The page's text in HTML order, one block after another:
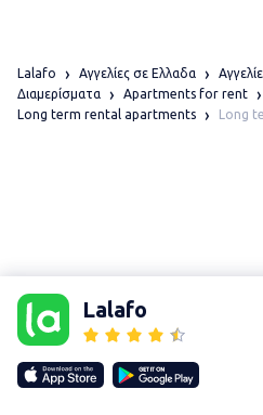
Lalafo
Lalafo Αγγελίες σε Ελλαδα
Διαμερίσματα
Apartments for rent
Long term rental apartments
Long
Our websites
lalafo.kg
lalafo.rs
lalafo.pl